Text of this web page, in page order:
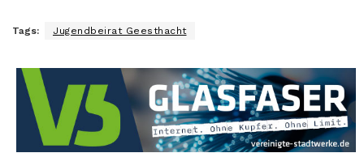
Tags: Jugendbeirat Geesthacht